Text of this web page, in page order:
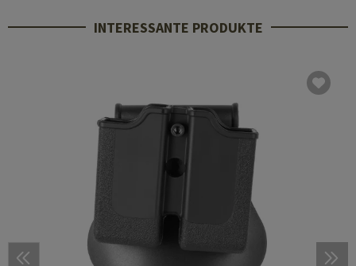
INTERESSANTE PRODUKTE